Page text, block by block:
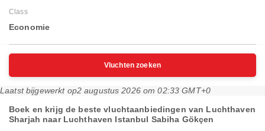
Class
Economie
Vluchten zoeken
Laatst bijgewerkt op2 augustus 2026 om 02:33 GMT+0
Boek en krijg de beste vluchtaanbiedingen van Luchthaven
Sharjah naar Luchthaven Istanbul Sabiha Gökçen